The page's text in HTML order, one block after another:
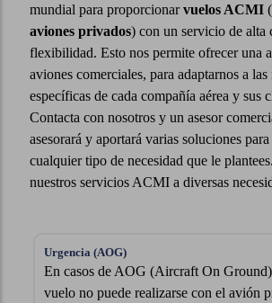
mundial para proporcionarvuelos ACMI (
aviones privados) con un servicio de alta
flexibilidad. Esto nos permite ofrecer una
aviones comerciales, para adaptarnos a las
específicas de cada compañía aérea y sus
Contacta con nosotros y un asesor
asesorará y aportará varias soluciones
cualquier tipo de necesidad que le
nuestros servicios ACMI a diversas
Corto Plazo
En situaciones como mantenimiento
tripulación o AOG prolongados,